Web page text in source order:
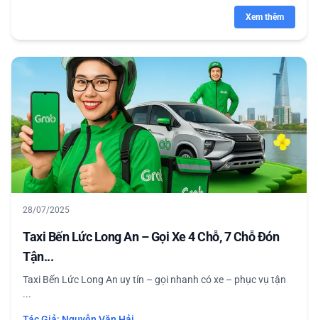
Xem thêm
28/07/2025
Taxi Bến Lức Long An – Gọi Xe 4 Chỗ, 7 Chỗ Đón
Tận...
Taxi Bến Lức Long An uy tín – gọi nhanh có xe – phục vụ tận
...